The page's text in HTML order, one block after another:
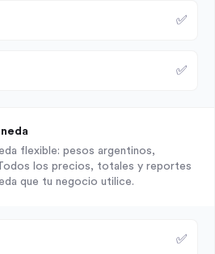
✅
✅
flexible: pesos argentinos,
los precios, totales y reportes
que tu negocio utilice.
✅